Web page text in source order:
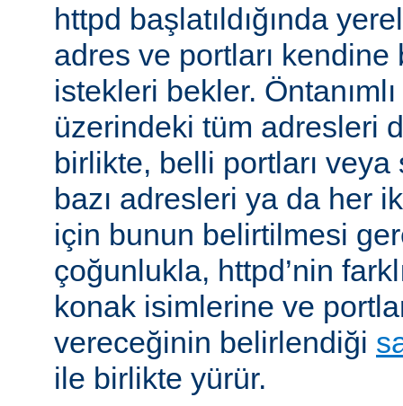
httpd başlatıldığında
adres ve portları
istekleri bekler.
üzerindeki tüm adresleri
birlikte, belli portları
bazı adresleri ya da her
için bunun belirtilmesi
çoğunlukla, httpd’nin
konak isimlerine ve
vereceğinin belirlendiği
ile birlikte yürür.